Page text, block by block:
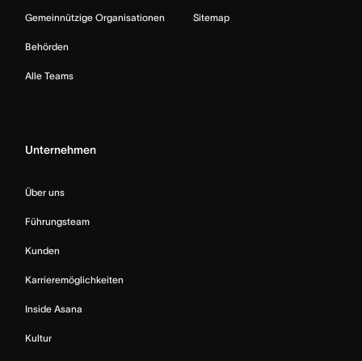
Gemeinnützige Organisationen
Behörden
Alle Teams
Sitemap
Unternehmen
Über uns
Führungsteam
Kunden
Karrieremöglichkeiten
Inside Asana
Kultur